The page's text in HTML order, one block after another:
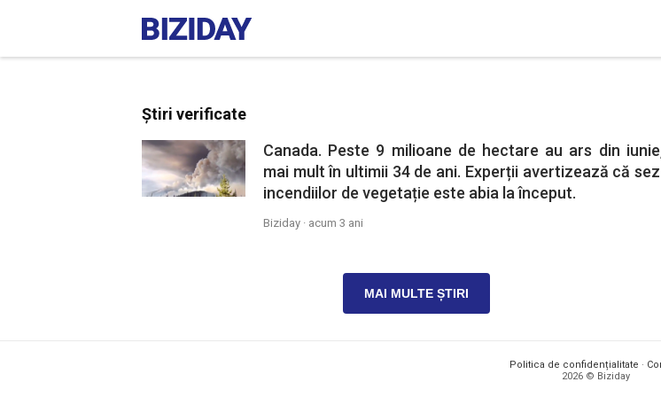
Știri verificate
Canada. Peste 9 milioane de hectare au ars din
mai mult în ultimii 34 de ani. Experții avertizează că
incendiilor de vegetație este abia la început.
Biziday · acum 3 ani
MAI MULTE ȘTIRI
Politica de confidențialitate ·
2026 © Biziday